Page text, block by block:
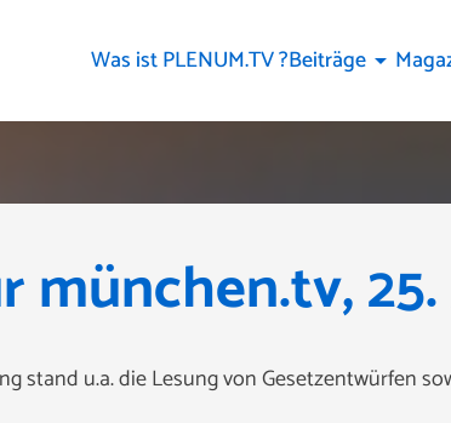
Was ist PLENUM.TV ?Beiträge arrow_drop_down
münchen.tv, 25.
stand u.a. die Lesung von Gesetzentwürfen